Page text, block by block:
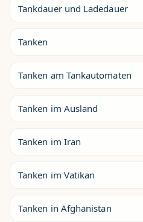
Tankdauer und Ladedauer
Tanken
Tanken am Tankautomaten
Tanken im Ausland
Tanken im Iran
Tanken im Vatikan
Tanken in Afghanistan